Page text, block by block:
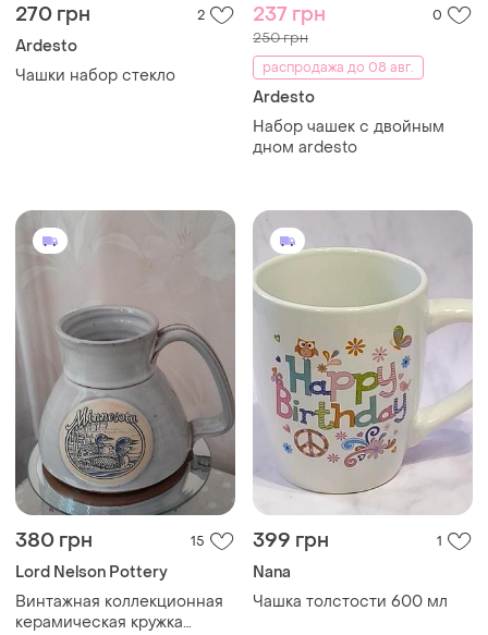
270 грн 2
Ardesto
Чашки набор стекло
237 грн 0
250 грн
распродажа до 08 авг.
Ardesto
Набор чашек с двойным
дном ardesto
380 грн 15
Lord Nelson Pottery
Винтажная коллекционная
керамическая кружка
399 грн 1
Nana
Чашка толстости 600 мл